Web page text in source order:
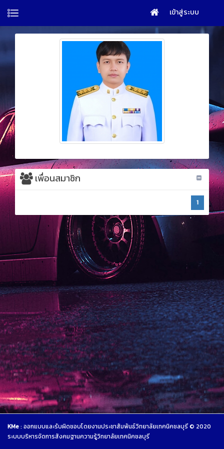
เข้าสู่ระบบ
เพื่อนสมาชิก
1
KMe: ออกแบบและรับผิดชอบโดยงานประชาสัมพันธ์วิทยาลัยเทคนิคชลบุรี © 2020
ระบบบริหารจัดการสังคมฐานความรู้วิทยาลัยเทคนิคชลบุรี